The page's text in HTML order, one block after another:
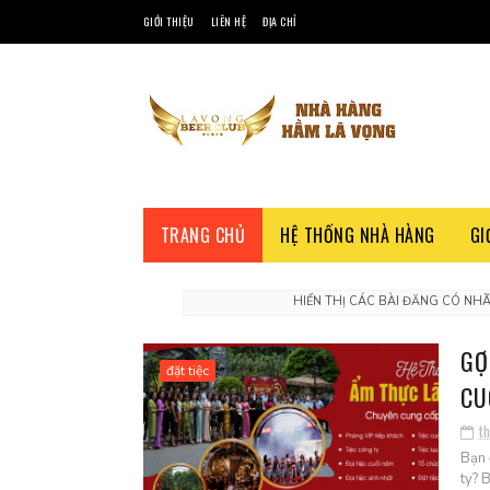
GIỚI THIỆU LIÊN HỆ ĐỊA CHỈ
TRANG CHỦ HỆ THỐNG NHÀ HÀNG
HIỂN THỊ CÁC BÀI ĐĂNG CÓ
đặt tiệc
ty?